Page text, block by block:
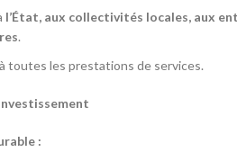
l’État, aux collectivités locales, aux
.
toutes les prestations de services.
: